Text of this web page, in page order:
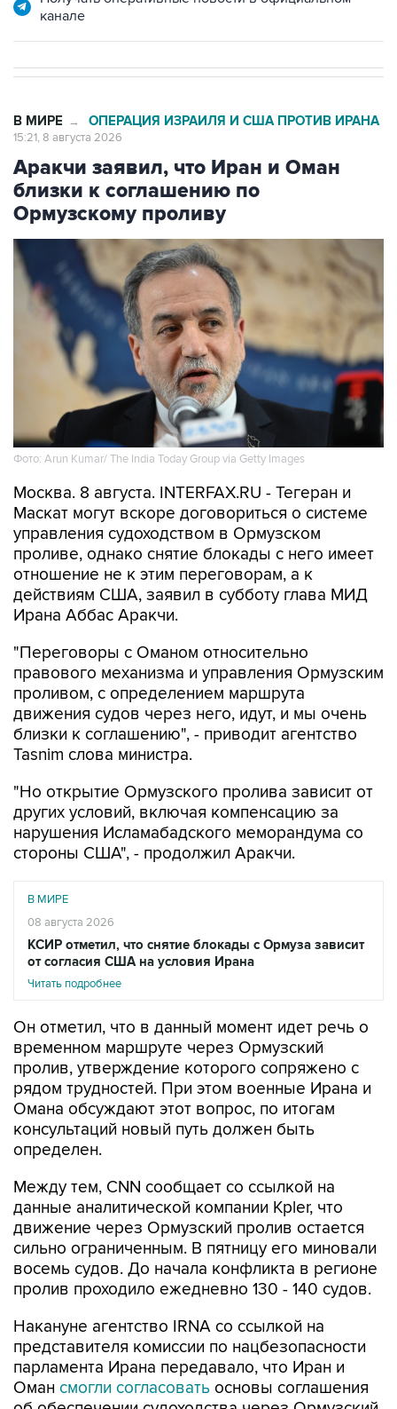
канале
В МИРЕ → ОПЕРАЦИЯ ИЗРАИЛЯ И США ПРОТИВ ИРАНА
15:21, 8 августа 2026
Аракчи заявил, что Иран и Оман
близки к соглашению по
Ормузскому проливу
Фото: Arun Kumar/ The India Today Group via Getty Images
Москва. 8 августа. INTERFAX.RU - Тегеран и
Маскат могут вскоре договориться о системе
управления судоходством в Ормузском
проливе, однако снятие блокады с него имеет
отношение не к этим переговорам, а к
действиям США, заявил в субботу глава МИД
Ирана Аббас Аракчи.
"Переговоры с Оманом относительно
правового механизма и управления Ормузским
проливом, с определением маршрута
движения судов через него, идут, и мы очень
близки к соглашению", - приводит агентство
Tasnim слова министра.
"Но открытие Ормузского пролива зависит от
других условий, включая компенсацию за
нарушения Исламабадского меморандума со
стороны США", - продолжил Аракчи.
В МИРЕ
08 августа 2026
КСИР отметил, что снятие блокады с Ормуза зависит
от согласия США на условия Ирана
Читать подробнее
Он отметил, что в данный момент идет речь о
временном маршруте через Ормузский
пролив, утверждение которого сопряжено с
рядом трудностей. При этом военные Ирана и
Омана обсуждают этот вопрос, по итогам
консультаций новый путь должен быть
определен.
Между тем, CNN сообщает со ссылкой на
данные аналитической компании Kpler, что
движение через Ормузский пролив остается
сильно ограниченным. В пятницу его миновали
восемь судов. До начала конфликта в регионе
пролив проходило ежедневно 130 - 140 судов.
Накануне агентство IRNA со ссылкой на
представителя комиссии по нацбезопасности
парламента Ирана передавало, что Иран и
Оман смогли согласовать основы соглашения